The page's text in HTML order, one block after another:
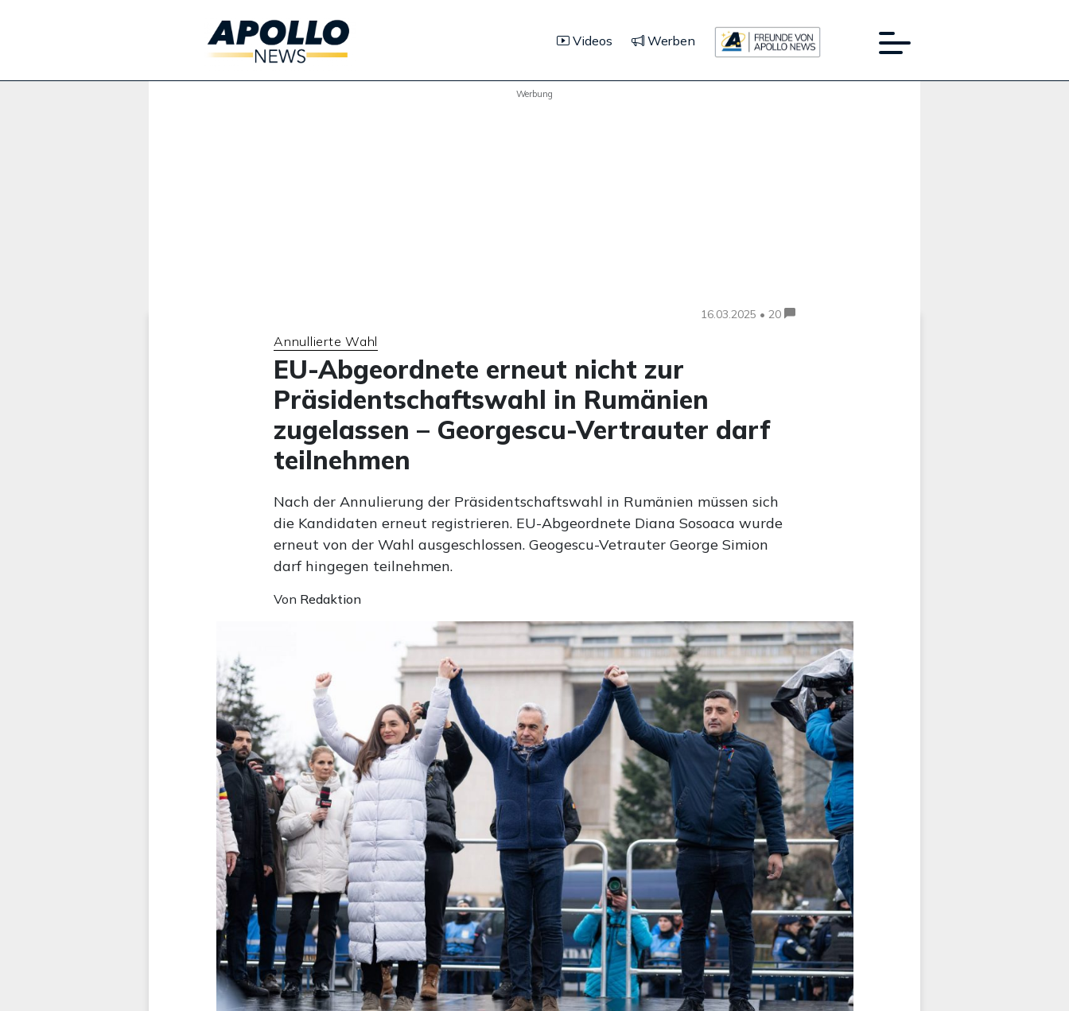
Videos Werben
Werbung
16.03.2025 • 20
Annullierte Wahl
EU-Abgeordnete erneut nicht zur
Präsidentschaftswahl in Rumänien
zugelassen – Georgescu-Vertrauter darf
teilnehmen
Nach der Annulierung der Präsidentschaftswahl in Rumänien müssen sich
die Kandidaten erneut registrieren. EU-Abgeordnete Diana Sosoaca wurde
erneut von der Wahl ausgeschlossen. Geogescu-Vetrauter George Simion
darf hingegen teilnehmen.
Von Redaktion